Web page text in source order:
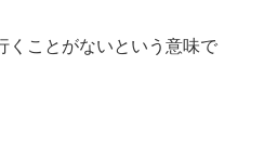
くことがないという意味で